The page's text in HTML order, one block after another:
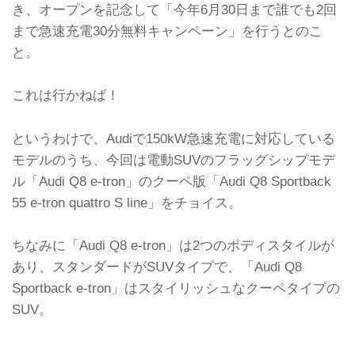
き、オープンを記念して「今年6月30日まで誰でも2回
まで急速充電30分無料キャンペーン」を行うとのこ
と。
これは行かねば！
というわけで、Audiで150kW急速充電に対応している
モデルのうち、今回は電動SUVのフラッグシップモデ
ル「Audi Q8 e-tron」のクーペ版「Audi Q8 Sportback
55 e-tron quattro S line」をチョイス。
ちなみに「Audi Q8 e-tron」は2つのボディスタイルが
あり、スタンダードがSUVタイプで、「Audi Q8
Sportback e-tron」はスタイリッシュなクーペタイプの
SUV。